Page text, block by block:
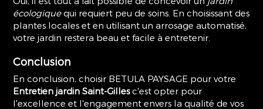
écologiquequi requiert peu de soins. En choisissant des
plantes locales et en utilisant un arrosage automatisé,
votre jardin restera beau et facile à entretenir.
Conclusion
En conclusion, choisir BETULA PAYSAGE pour votre
Entretien jardin Saint-Gillesc'est opter pour
l'excellence et l'engagement envers la qualité de vos